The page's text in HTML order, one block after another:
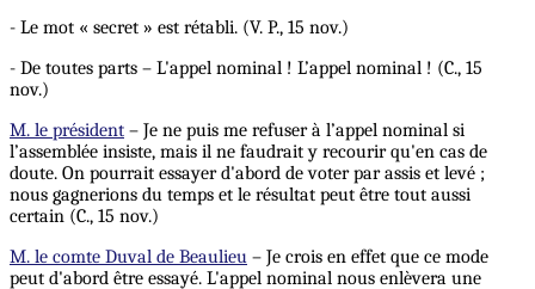
- Le mot « secret » est rétabli. (V. P., 15 nov.)
- De toutes parts – L'appel nominal ! L’appel nominal ! (C., 15
nov.)
M. le président – Je ne puis me refuser à l’appel nominal si
l’assemblée insiste, mais il ne faudrait y recourir qu'en cas de
doute. On pourrait essayer d'abord de voter par assis et levé ;
nous gagnerions du temps et le résultat peut être tout aussi
certain (C., 15 nov.)
M. le comte Duval de Beaulieu – Je crois en effet que ce mode
peut d'abord être essayé. L'appel nominal nous enlèvera une